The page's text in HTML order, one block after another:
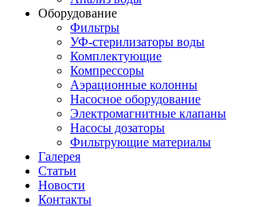
Оборудование
Фильтры
УФ-стерилизаторы воды
Комплектующие
Компрессоры
Аэрационные колонны
Насосное оборудование
Электромагнитные клапаны
Насосы дозаторы
Фильтрующие материалы
Галерея
Статьи
Новости
Контакты